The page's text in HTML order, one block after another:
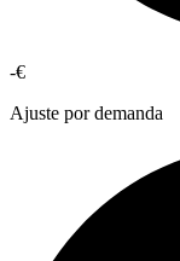
-€
Ajuste por demanda